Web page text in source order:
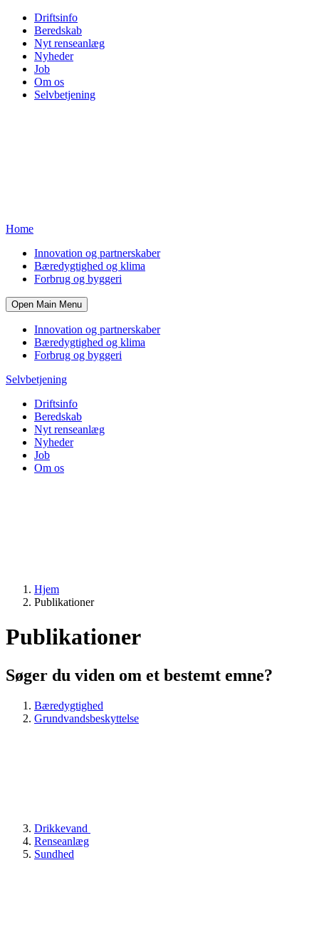
Driftsinfo
Beredskab
Nyt renseanlæg
Nyheder
Job
Om os
Selvbetjening
Home
Innovation og partnerskaber
Bæredygtighed og klima
Forbrug og byggeri
Open Main Menu
Innovation og partnerskaber
Bæredygtighed og klima
Forbrug og byggeri
Selvbetjening
Driftsinfo
Beredskab
Nyt renseanlæg
Nyheder
Job
Om os
Hjem
Publikationer
Publikationer
Søger du viden om et bestemt emne?
Bæredygtighed
Grundvandsbeskyttelse
Drikkevand
Renseanlæg
Sundhed